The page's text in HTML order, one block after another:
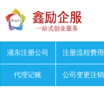
浦东注册公司 注册流程费用
代理记账 公司变更注销